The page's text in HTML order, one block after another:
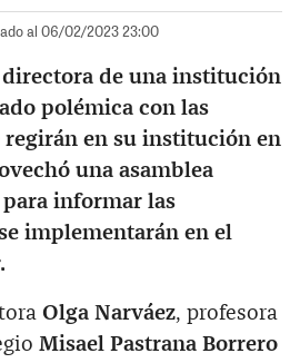
al 06/02/2023 23:00
directora de una institución
polémica con las
regirán en su institución en
una asamblea
informar las
implementarán en el
Olga Narváez, profesora
Misael Pastrana Borrero